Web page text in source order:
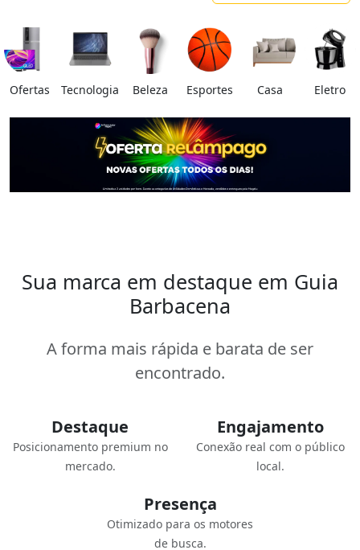
Ofertas Tecnologia Beleza Esportes Casa Eletro
Sua marca em destaque em Guia
Barbacena
A forma mais rápida e barata de ser
encontrado.
Destaque
Posicionamento premium no
mercado.
Engajamento
Conexão real com o público
local.
Presença
Otimizado para os motores
de busca.